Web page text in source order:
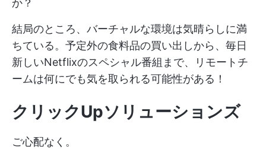
か？
結局のところ、バーチャルな環境は気晴らしに満
ちている。予定外の食料品の買い出しから、毎日
新しいNetflixのスペシャル番組まで、リモートチ
ームは何にでも気を取られる可能性がある！
クリックUpソリューションズ
ご心配なく。